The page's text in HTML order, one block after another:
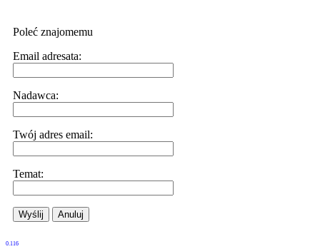
Poleć znajomemu
Email adresata:
Nadawca:
Twój adres email:
Temat:
Wyślij Anuluj
0.116